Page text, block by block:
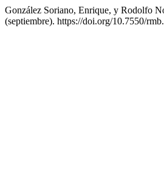
González Soriano, Enrique, y Rodolfo
(septiembre). https://doi.org/10.7550/